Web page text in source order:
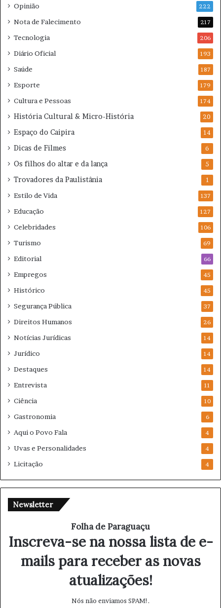
n
e
Opinião 222
Nota de Falecimento 217
Tecnologia 206
Diário Oficial 193
Saúde 187
Esporte 179
Cultura e Pessoas 174
História Cultural & Micro-História 20
Espaço do Caipira 14
Dicas de Filmes 6
Os filhos do altar e da lança 5
Trovadores da Paulistânia 1
Estilo de Vida 137
Educação 127
Celebridades 106
Turismo 69
Editorial 66
Empregos 45
Histórico 45
Segurança Pública 37
Direitos Humanos 26
Notícias Jurídicas 14
Jurídico 14
Destaques 14
Entrevista 11
Ciência 10
Gastronomia 6
Aqui o Povo Fala 4
Uvas e Personalidades 4
Licitação 4
Newsletter
Folha de Paraguaçu
Inscreva-se na nossa lista de e-
mails para receber as novas
atualizações!
Nós não enviamos SPAM!.